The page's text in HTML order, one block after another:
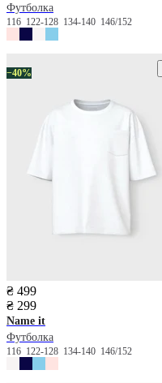
Футболка
116 122-128 134-140 146/152
−40%
₴ 499
₴ 299
Name it
Футболка
116 122-128 134-140 146/152